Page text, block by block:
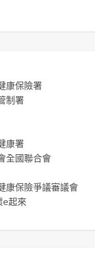
康保險署
制署
康署
全國聯合會
康保險爭議審議會
e起來